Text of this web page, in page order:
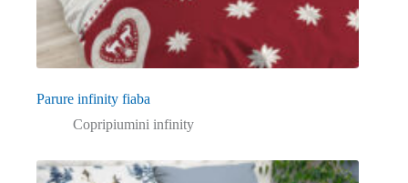
Parure infinity fiaba
Copripiumini infinity